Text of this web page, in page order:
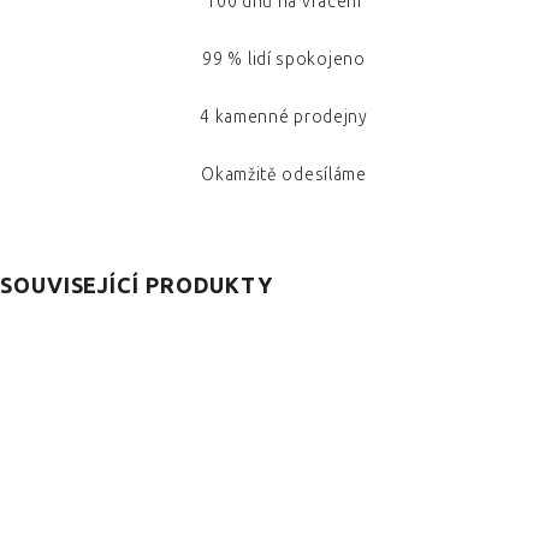
99 % lidí spokojeno
4 kamenné prodejny
Okamžitě odesíláme
SOUVISEJÍCÍ PRODUKTY